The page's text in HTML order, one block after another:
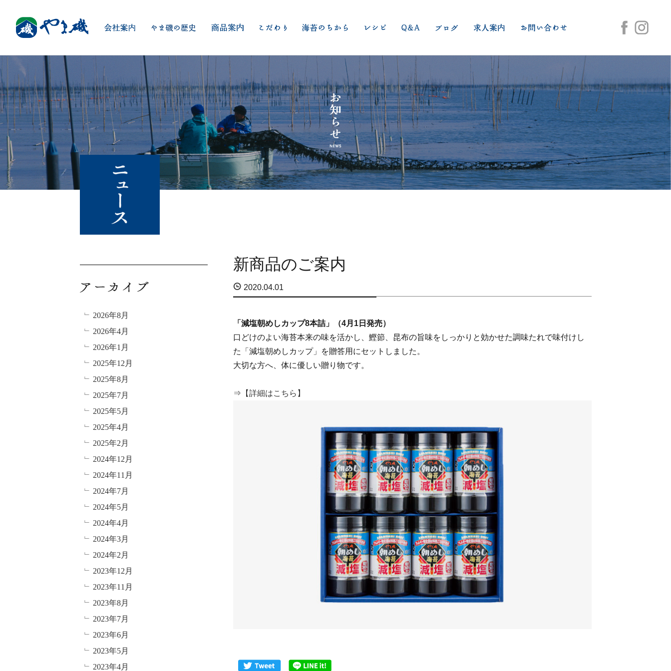
新商品のご案内
2020.04.01
「減塩朝めしカップ8本詰」（4月1日発売）
口どけのよい海苔本来の味を活かし、鰹節、昆布の旨味をしっかりと効かせた調味たれで味付けし
た「減塩朝めしカップ」を贈答用にセットしました。
大切な方へ、体に優しい贈り物です。
⇒ 【詳細はこちら】
2026年8月
2026年4月
2026年1月
2025年12月
2025年8月
2025年7月
2025年5月
2025年4月
2025年2月
2024年12月
2024年11月
2024年7月
2024年5月
2024年4月
2024年3月
2024年2月
2023年12月
2023年11月
2023年8月
2023年7月
2023年6月
2023年5月
2023年4月